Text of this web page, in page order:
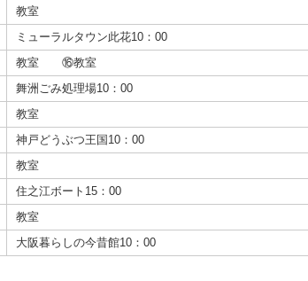
教室
ミューラルタウン此花10：00
教室 ⑯教室
舞洲ごみ処理場10：00
教室
神戸どうぶつ王国10：00
教室
住之江ボート15：00
教室
大阪暮らしの今昔館10：00